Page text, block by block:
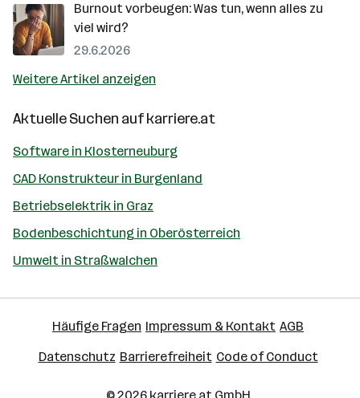
Burnout vorbeugen: Was tun, wenn alles zu
viel wird?
29.6.2026
Weitere Artikel anzeigen
Aktuelle Suchen aufkarriere.at
Software in Klosterneuburg
CAD Konstrukteur in Burgenland
Betriebselektrik in Graz
Bodenbeschichtung in Oberösterreich
Umwelt in Straßwalchen
Häufige Fragen Impressum & Kontakt AGB
Datenschutz Barrierefreiheit Code of Conduct